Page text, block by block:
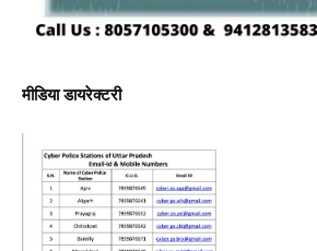
मीडिया डायरेक्टरी